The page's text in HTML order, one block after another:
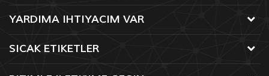
YARDIMA IHTIYACIM VAR
SICAK ETIKETLER